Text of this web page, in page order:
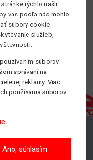
rýchlo našli
vás podľa nás mohlo
súbory cookie.
služieb,
súborov
správaní na
reklamy. Viac
používania súborov
Ano, súhlasím